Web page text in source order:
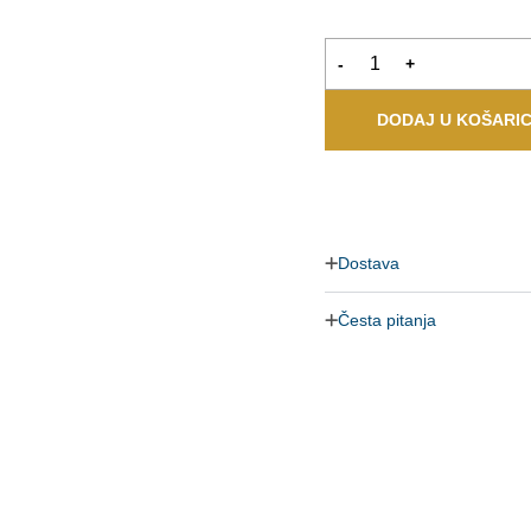
- +
DODAJ U
Dostava
Česta pitanja